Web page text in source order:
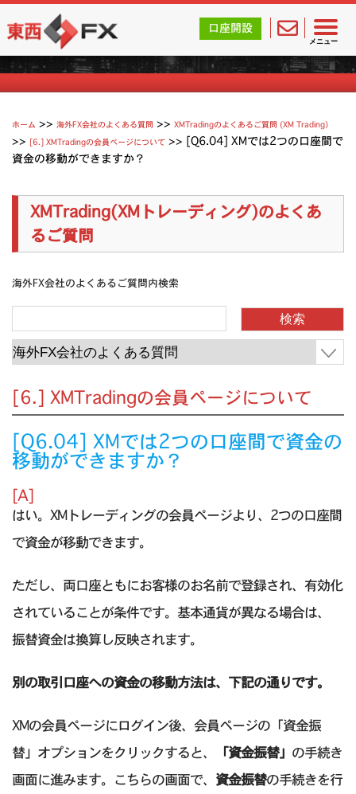
メニュー
東西FX｜海外FX会社（ブローカー）の無料口座開設サポ
口座開設
XMTradingのよくあるご質問
ホーム >>海外FX会社のよくある質問 >>XMTradingのよくあるご質問 (XM Trading）
>> [6.] XMTradingの会員ページについて >> [Q6.04] XMでは2つの口座間で
資金の移動ができますか？
XMTrading(XMトレーディング)のよくあ
るご質問
海外FX会社のよくあるご質問内検索
[6.] XMTradingの会員ページについて
[Q6.04] XMでは2つの口座間で資金の
移動ができますか？
[A]
はい。XMトレーディングの会員ページより、2つの口座間
で資金が移動できます。
ただし、両口座ともにお客様のお名前で登録され、有効化
されていることが条件です。基本通貨が異なる場合は、
振替資金は換算し反映されます。
別の取引口座への資金の移動方法は、下記の通りです。
XMの会員ページにログイン後、会員ページの「資金振
替」オプションをクリックすると、
「資金振替」 の手続き
画面に進みます。こちらの画面で、 資金振替の手続きを行